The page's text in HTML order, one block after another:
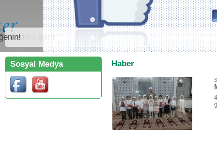
Sizde Beğenin!
Sosyal Medya Haber